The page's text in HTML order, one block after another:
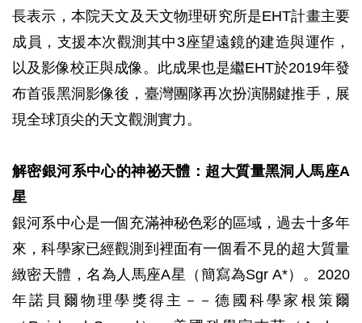
長表示，本院天文及天文物理研究所是EHT計畫主要
成員，支援本次觀測其中3座望遠鏡的建造與運作，
以及影像校正與成像。此成果也是繼EHT於2019年發
布首張黑洞影像後，臺灣團隊再次扮演關鍵推手，展
現全球頂尖的天文觀測實力。
解密銀河系中心的神祕天體：超大質量黑洞人馬座A
星
銀河系中心是一個充滿神秘色彩的區域，過去十多年
來，科學家已經觀測到裡面有一個看不見的超大質量
緻密天體，名為人馬座A星（簡寫為Sgr A*）。2020
年諾貝爾物理學獎得主－－德國科學家根策爾